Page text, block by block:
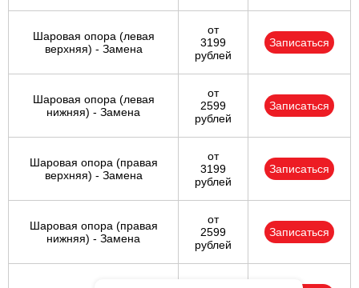
Шаровая опора (левая
верхняя) - Замена
от
3199
рублей
Записаться
Шаровая опора (левая
нижняя) - Замена
от
2599
рублей
Записаться
Шаровая опора (правая
верхняя) - Замена
от
3199
рублей
Записаться
Шаровая опора (правая
нижняя) - Замена
от
2599
рублей
Записаться